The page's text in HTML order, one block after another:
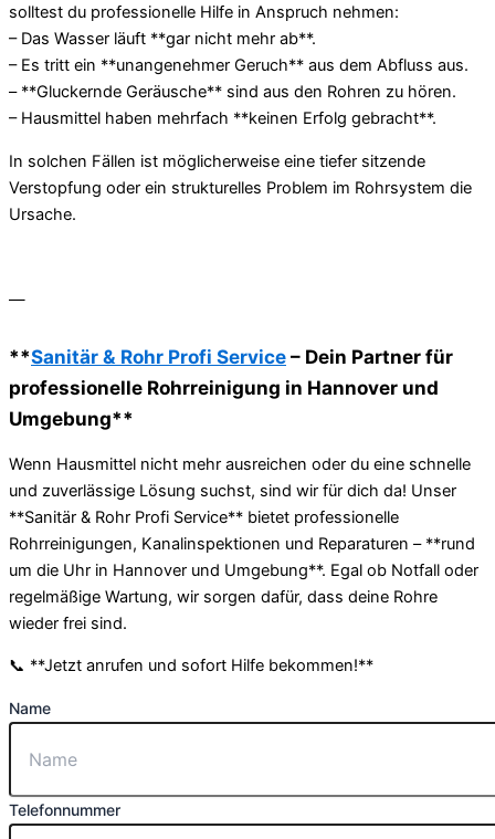
solltest du professionelle Hilfe in Anspruch nehmen:
– Das Wasser läuft **gar nicht mehr ab**.
– Es tritt ein **unangenehmer Geruch** aus dem Abfluss aus.
– **Gluckernde Geräusche** sind aus den Rohren zu hören.
– Hausmittel haben mehrfach **keinen Erfolg gebracht**.
In solchen Fällen ist möglicherweise eine tiefer sitzende
Verstopfung oder ein strukturelles Problem im Rohrsystem die
Ursache.
—
**Sanitär & Rohr Profi Service– Dein Partner für
professionelle Rohrreinigung in Hannover und
Umgebung**
Wenn Hausmittel nicht mehr ausreichen oder du eine schnelle
und zuverlässige Lösung suchst, sind wir für dich da! Unser
**Sanitär & Rohr Profi Service** bietet professionelle
Rohrreinigungen, Kanalinspektionen und Reparaturen – **rund
um die Uhr in Hannover und Umgebung**. Egal ob Notfall oder
regelmäßige Wartung, wir sorgen dafür, dass deine Rohre
wieder frei sind.
📞 **Jetzt anrufen und sofort Hilfe bekommen!**
Name
Telefonnummer